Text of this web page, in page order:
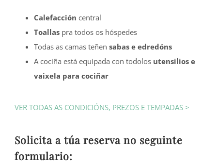
Calefacción central
Toallas pra todos os hóspedes
Todas as camas teñen sabas e edredóns
A cociña está equipada con todolos utensilios e
vaixela para cociñar
VER TODAS AS CONDICIÓNS, PREZOS E TEMPADAS >
Solicita a túa reserva no seguinte
formulario: